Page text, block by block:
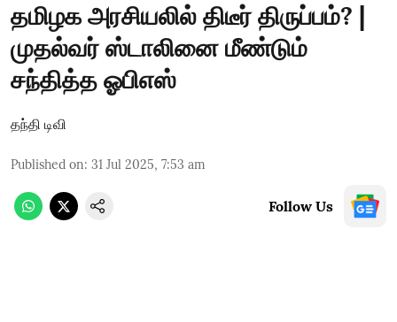
தமிழக அரசியலில் திடீர் திருப்பம்? |
முதல்வர் ஸ்டாலினை மீண்டும்
சந்தித்த ஓபிஎஸ்
தந்தி டிவி
Published on: 31 Jul 2025, 7:53 am
Follow Us